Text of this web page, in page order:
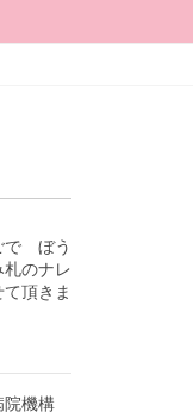
で ぼう
のナレ
頂きま
院機構